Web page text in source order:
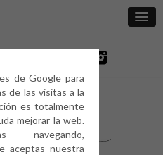
de Google para
de las visitas a la
es totalmente
mejorar la web.
navegando,
aceptas nuestra